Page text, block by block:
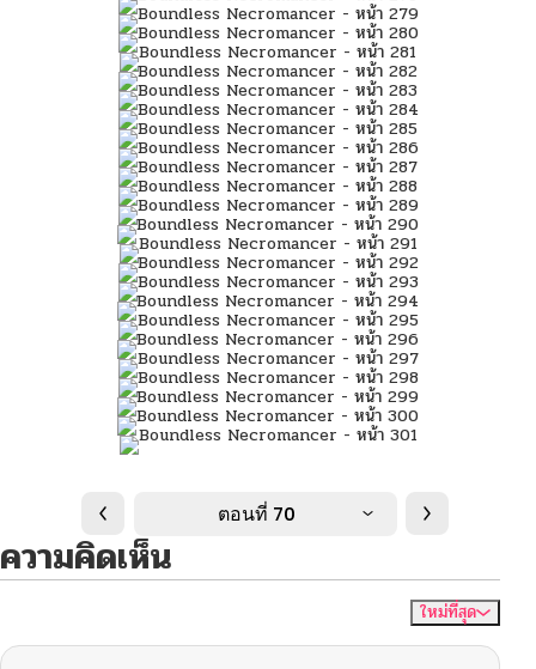
ตอนที่ 70
ความคิดเห็น
ใหม่ที่สุด